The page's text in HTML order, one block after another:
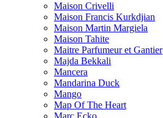
Maison Crivelli
Maison Francis Kurkdjian
Maison Martin Margiela
Maison Tahite
Maitre Parfumeur et Gantier
Majda Bekkali
Mancera
Mandarina Duck
Mango
Map Of The Heart
Marc Ecko